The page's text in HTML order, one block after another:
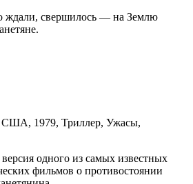
ждали, свершилось — на Землю
США, 1979, Триллер, Ужасы,
одного из самых известных
фильмов о противостоянии